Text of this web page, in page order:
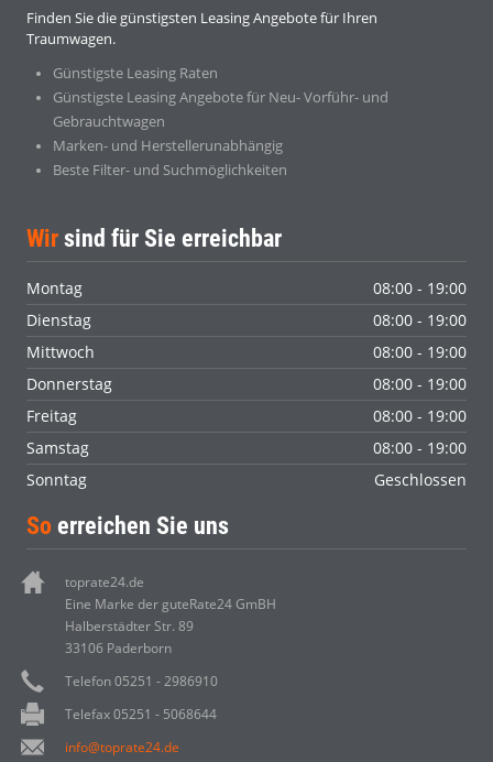
Finden Sie die günstigsten Leasing Angebote für Ihren
Traumwagen.
Günstigste Leasing Raten
Günstigste Leasing Angebote für Neu- Vorführ- und
Gebrauchtwagen
Marken- und Herstellerunabhängig
Beste Filter- und Suchmöglichkeiten
Wir sind für Sie erreichbar
Montag
08:00 - 19:00
Dienstag
08:00 - 19:00
Mittwoch
08:00 - 19:00
Donnerstag
08:00 - 19:00
Freitag
08:00 - 19:00
Samstag
08:00 - 19:00
Sonntag
Geschlossen
So erreichen Sie uns
toprate24.de
Eine Marke der guteRate24 GmBH
Halberstädter Str. 89
33106 Paderborn
Telefon 05251 - 2986910
Telefax 05251 - 5068644
info@toprate24.de